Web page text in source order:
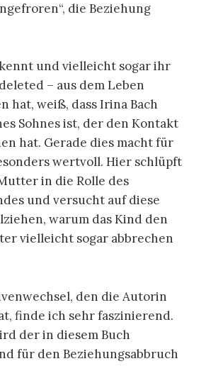
die Beziehung
und vielleicht sogar ihr
– aus dem Leben
hat, weiß, dass Irina Bach
Sohnes ist, der den Kontakt
hat. Gerade dies macht für
wertvoll. Hier schlüpft
in die Rolle des
und versucht auf diese
warum das Kind den
vielleicht sogar abbrechen
den die Autorin
finde ich sehr faszinierend.
der in diesem Buch
für den Beziehungsabbruch